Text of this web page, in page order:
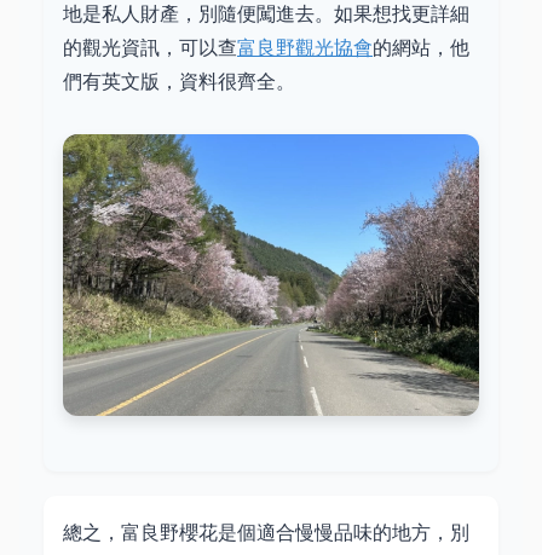
地是私人財產，別隨便闖進去。如果想找更詳細
的觀光資訊，可以查富良野觀光協會的網站，他
們有英文版，資料很齊全。
總之，富良野櫻花是個適合慢慢品味的地方，別